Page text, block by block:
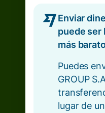
Enviar
puede ser
más
Puedes
GROUP
lugar de